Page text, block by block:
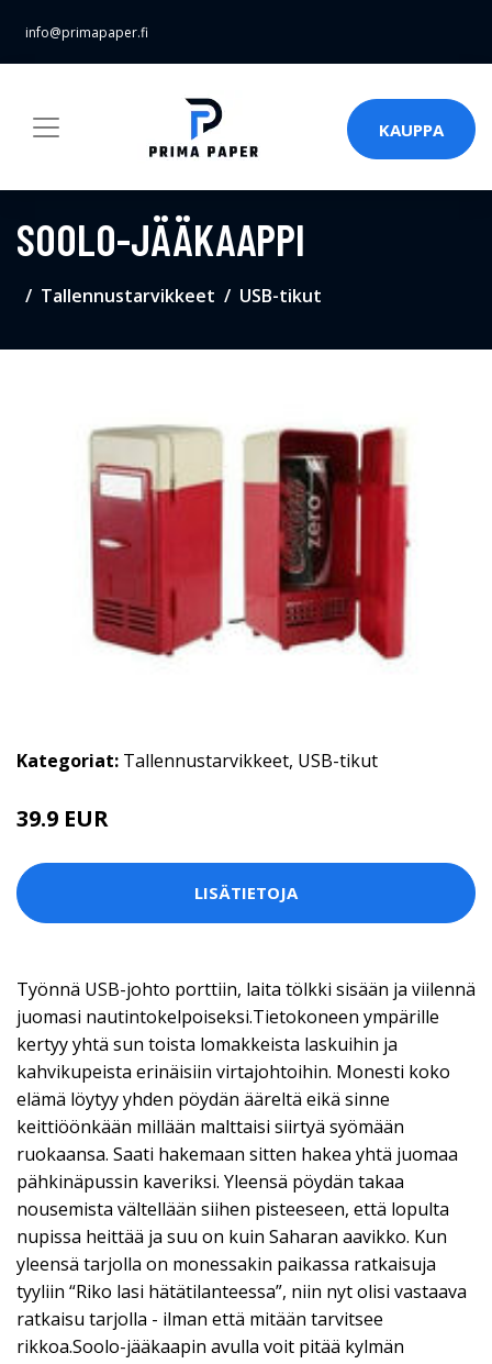
info@primapaper.fi
KAUPPA
SOOLO-JÄÄKAAPPI
Tallennustarvikkeet USB-tikut
Kategoriat: Tallennustarvikkeet, USB-tikut
39.9 EUR
LISÄTIETOJA
Työnnä USB-johto porttiin, laita tölkki sisään ja viilennä
juomasi nautintokelpoiseksi.Tietokoneen ympärille
kertyy yhtä sun toista lomakkeista laskuihin ja
kahvikupeista erinäisiin virtajohtoihin. Monesti koko
elämä löytyy yhden pöydän ääreltä eikä sinne
keittiöönkään millään malttaisi siirtyä syömään
ruokaansa. Saati hakemaan sitten hakea yhtä juomaa
pähkinäpussin kaveriksi. Yleensä pöydän takaa
nousemista vältellään siihen pisteeseen, että lopulta
nupissa heittää ja suu on kuin Saharan aavikko. Kun
yleensä tarjolla on monessakin paikassa ratkaisuja
tyyliin “Riko lasi hätätilanteessa”, niin nyt olisi vastaava
ratkaisu tarjolla - ilman että mitään tarvitsee
rikkoa.Soolo-jääkaapin avulla voit pitää kylmän